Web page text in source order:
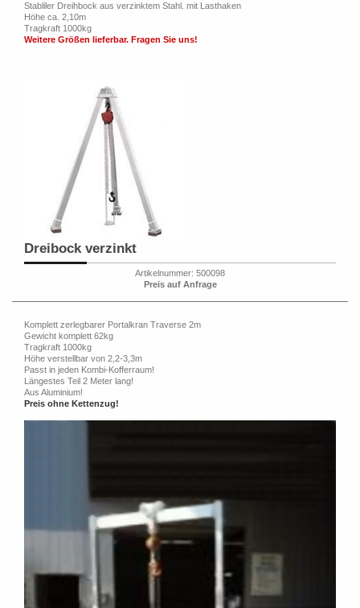
Stabliler Dreihbock aus verzinktem Stahl. mit Lasthaken
Höhe ca. 2,10m
Tragkraft 1000kg
Weitere Größen lieferbar. Fragen Sie uns!
Dreibock verzinkt
Artikelnummer: 500098
Preis auf Anfrage
Komplett zerlegbarer Portalkran Traverse 2m
Gewicht komplett 62kg
Tragkraft 1000kg
Höhe verstellbar von 2,2-3,3m
Passt in jeden Kombi-Kofferraum!
Längestes Teil 2 Meter lang!
Aus Aluminium!
Preis ohne Kettenzug!